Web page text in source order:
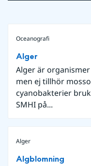
Oceanografi
Alger
Alger är
men ej tillhör
cyanobakterier
SMHI på...
Alger
Algblomning